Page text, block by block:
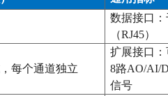
数据接口
（RJ45）
每个通道独立
扩展接口
8路AO/AI/
信号